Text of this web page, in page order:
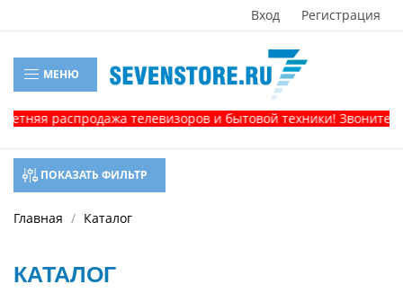
Вход Регистрация
МЕНЮ
телевизоров и бытовой техники! Звоните, и
ПОКАЗАТЬ ФИЛЬТР
Главная Каталог
КАТАЛОГ